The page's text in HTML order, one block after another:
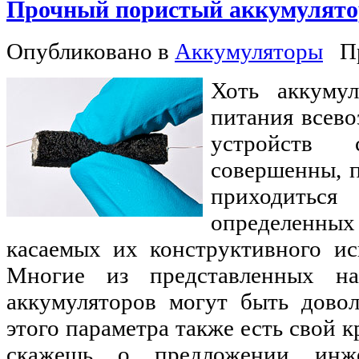
Прочный пористый
Опубликовано в Аккумуляторы
Хоть
питания
устройств
совершенны,
касаемых их конструктивного
Многие из представленных
аккумуляторов могут быть
этого параметра также есть свой